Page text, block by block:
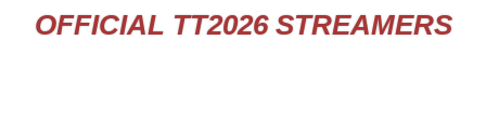
OFFICIAL TT2026 STREAMERS